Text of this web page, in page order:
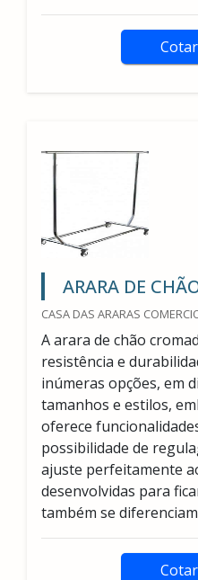
ARARA DE
CASA DAS ARARAS
A arara de chão
resistência e
inúmeras opções, em
tamanhos e estilos,
oferece
possibilidade de
ajuste perfeitamente
desenvolvidas para
também se